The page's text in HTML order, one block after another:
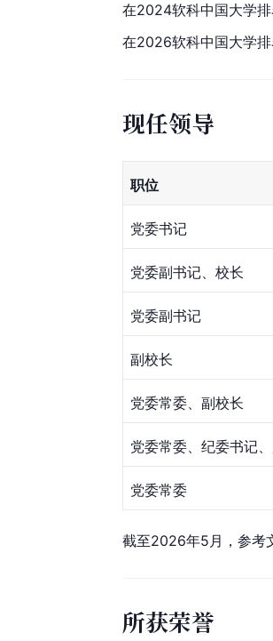
在2024软科中国大学
在2026软科中国大学
现任领导
职位
党委书记
党委副书记、校长
党委副书记
副校长
党委常委、副校长
党委常委、纪委书记
党委常委
截至2026年5月，参考
所获荣誉